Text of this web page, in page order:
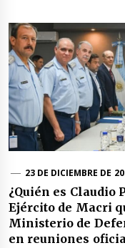
23 DE DICIEMBRE DE
¿Quién es Claudio
Ejército de Macri
Ministerio de
en reuniones